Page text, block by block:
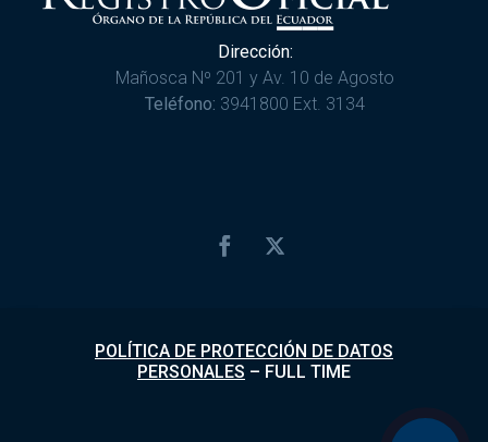
Dirección:
Mañosca Nº 201 y Av. 10 de Agosto
Teléfono: 3941800 Ext. 3134
POLÍTICA DE PROTECCIÓN DE DATOS
PERSONALES – FULL TIME